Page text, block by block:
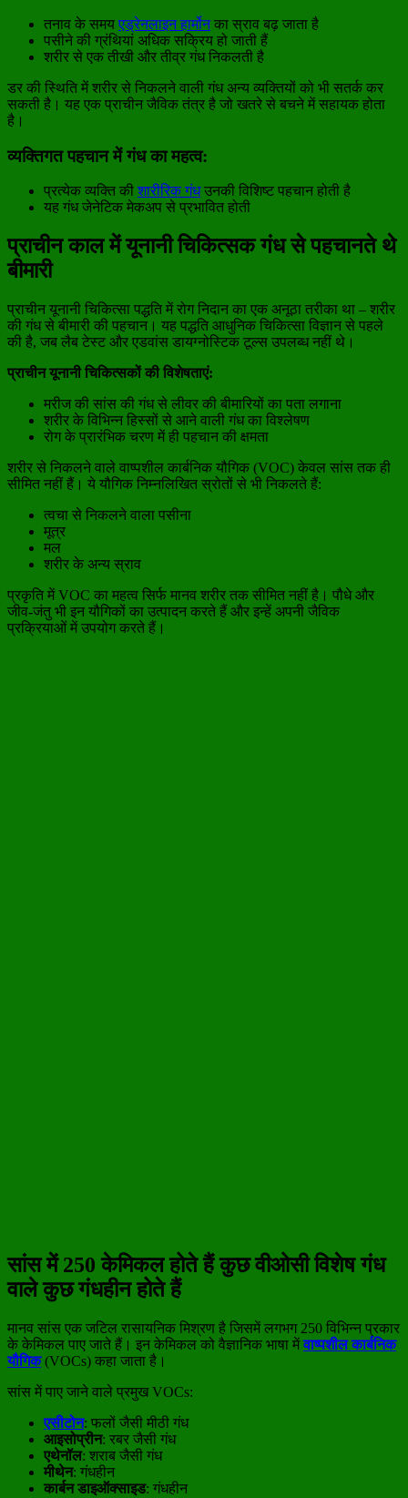
तनाव के समयएड्रेनलाइन हार्मोनका स्राव बढ़ जाता है
पसीने की ग्रंथियां अधिक सक्रिय हो जाती हैं
शरीर से एक तीखी और तीव्र गंध निकलती है
डर की स्थिति में शरीर से निकलने वाली गंध अन्य व्यक्तियों को भी सतर्क कर
सकती है। यह एक प्राचीन जैविक तंत्र है जो खतरे से बचने में सहायक होता
है।
व्यक्तिगत पहचान में गंध का महत्व:
प्रत्येक व्यक्ति कीशारीरिक गंधउनकी विशिष्ट पहचान होती है
यह गंध जेनेटिक मेकअप से प्रभावित होती
प्राचीन काल में यूनानी चिकित्सक गंध से पहचानते थे
बीमारी
प्राचीन यूनानी चिकित्सा पद्धति में रोग निदान का एक अनूठा तरीका था – शरीर
की गंध से बीमारी की पहचान। यह पद्धति आधुनिक चिकित्सा विज्ञान से पहले
की है, जब लैब टेस्ट और एडवांस डायग्नोस्टिक टूल्स उपलब्ध नहीं थे।
प्राचीन यूनानी चिकित्सकों की विशेषताएं:
मरीज की सांस की गंध से लीवर की बीमारियों का पता लगाना
शरीर के विभिन्न हिस्सों से आने वाली गंध का विश्लेषण
रोग के प्रारंभिक चरण में ही पहचान की क्षमता
शरीर से निकलने वाले वाष्पशील कार्बनिक यौगिक (VOC) केवल सांस तक ही
सीमित नहीं हैं। ये यौगिक निम्नलिखित स्रोतों से भी निकलते हैं:
त्वचा से निकलने वाला पसीना
मूत्र
मल
शरीर के अन्य स्राव
प्रकृति में VOC का महत्व सिर्फ मानव शरीर तक सीमित नहीं है। पौधे और
जीव-जंतु भी इन यौगिकों का उत्पादन करते हैं और इन्हें अपनी जैविक
प्रक्रियाओं में उपयोग करते हैं।
सांस में 250 केमिकल होते हैं कुछ वीओसी विशेष गंध
वाले कुछ गंधहीन होते हैं
मानव सांस एक जटिल रासायनिक मिश्रण है जिसमें लगभग 250 विभिन्न प्रकार
के केमिकल पाए जाते हैं। इन केमिकल को वैज्ञानिक भाषा मेंवाष्पशील कार्बनिक
यौगिक(VOCs) कहा जाता है।
सांस में पाए जाने वाले प्रमुख VOCs:
एसीटोन: फलों जैसी मीठी गंध
आइसोप्रीन: रबर जैसी गंध
एथेनॉल: शराब जैसी गंध
मीथेन: गंधहीन
कार्बन डाइऑक्साइड: गंधहीन